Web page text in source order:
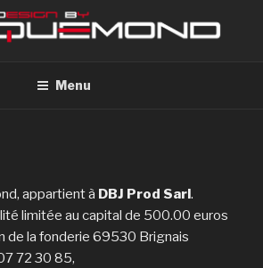
Menu
appartient à DBJ Prod Sarl.
limitée au capital de 500.00 euros
de la fonderie 69530 Brignais
72 30 85,